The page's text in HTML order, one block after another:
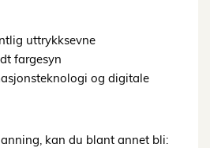
uttrykksevne
fargesyn
og digitale
kan du blant annet bli: